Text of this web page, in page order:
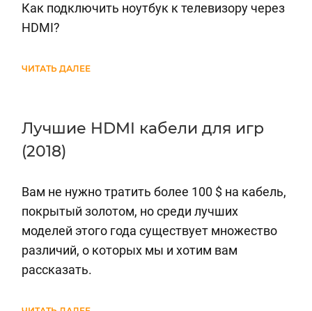
Как подключить ноутбук к телевизору через
HDMI?
ЧИТАТЬ ДАЛЕЕ
Лучшие HDMI кабели для игр
(2018)
Вам не нужно тратить более 100 $ на кабель,
покрытый золотом, но среди лучших
моделей этого года существует множество
различий, о которых мы и хотим вам
рассказать.